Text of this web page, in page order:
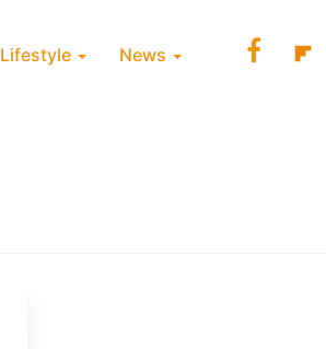
Lifestyle News